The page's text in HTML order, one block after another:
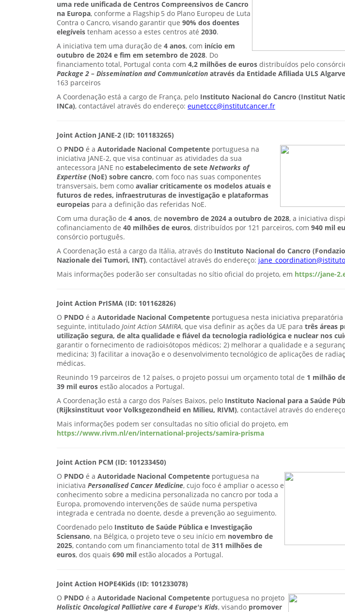
uma rede unificada de Centros Compreensivos de Cancro
na Europa, conforme a Flagship 5 do Plano Europeu de Luta
Contra o Cancro, visando garantir que 90% dos doentes
elegíveis tenham acesso a estes centros até 2030.
A iniciativa tem uma duração de 4 anos, com início em
outubro de 2024 e fim em setembro de 2028. Do
financiamento total, Portugal conta com 4,2 milhões de euros distribuídos pelo
Package 2 – Dissemination and Communication através da Entidade Afiliada ULS
163 parceiros
A Coordenação está a cargo de França, pelo Instituto Nacional do Cancro (Institut
INCa), contactável através do endereço: eunetccc@institutcancer.fr
Joint Action JANE-2 (ID: 101183265)
O PNDO é a Autoridade Nacional Competente portuguesa na
iniciativa JANE-2, que visa continuar as atividades da sua
antecessora JANE no estabelecimento de sete Networks of
Expertise (NoE) sobre cancro, com foco nas suas componentes
transversais, bem como avaliar criticamente os modelos atuais e
futuros de redes, infraestruturas de investigação e plataformas
europeias para a definição das referidas NoE.
Com uma duração de 4 anos, de novembro de 2024 a outubro de 2028, a iniciativa
cofinanciamento de 40 milhões de euros, distribuídos por 121 parceiros, com 940 mil
consórcio português.
A Coordenação está a cargo da Itália, através do Instituto Nacional do Cancro
Nazionale dei Tumori, INT), contactável através do endereço:
Mais informações poderão ser consultadas no sítio oficial do projeto, em https://jane-
Joint Action PrISMA (ID: 101162826)
O PNDO é a Autoridade Nacional Competente portuguesa nesta iniciativa
seguinte, intitulado Joint Action SAMIRA, que visa definir as ações da UE para três áreas
utilização segura, de alta qualidade e fiável da tecnologia radiológica e nuclear nos
garantir o fornecimento de radioisótopos médicos; 2) melhorar a qualidade e a
medicina; 3) facilitar a inovação e o desenvolvimento tecnológico de aplicações de
médicas.
Reunindo 19 parceiros de 12 países, o projeto possui um orçamento total de 1 milhão
39 mil euros estão alocados a Portugal.
A Coordenação está a cargo dos Países Baixos, pelo Instituto Nacional para a Saúde
(Rijksinstituut voor Volksgezondheid en Milieu, RIVM), contactável através do
Mais informações podem ser consultadas no sítio oficial do projeto, em
https://www.rivm.nl/en/international-projects/samira-prisma
Joint Action PCM (ID: 101233450)
O PNDO é a Autoridade Nacional Competente portuguesa na
iniciativa Personalised Cancer Medicine, cujo foco é ampliar o acesso e
conhecimento sobre a medicina personalizada no cancro por toda a
Europa, promovendo intervenções de saúde numa perspetiva
integrada e centrada no doente, desde a prevenção ao seguimento.
Coordenado pelo Instituto de Saúde Pública e Investigação
Sciensano, na Bélgica, o projeto teve o seu início em novembro de
2025, contando com um financiamento total de 311 milhões de
euros, dos quais 690 mil estão alocados a Portugal.
Joint Action HOPE4Kids (ID: 101233078)
O PNDO é a Autoridade Nacional Competente portuguesa no projeto
Holistic Oncological Palliative care 4 Europe's Kids, visando promover